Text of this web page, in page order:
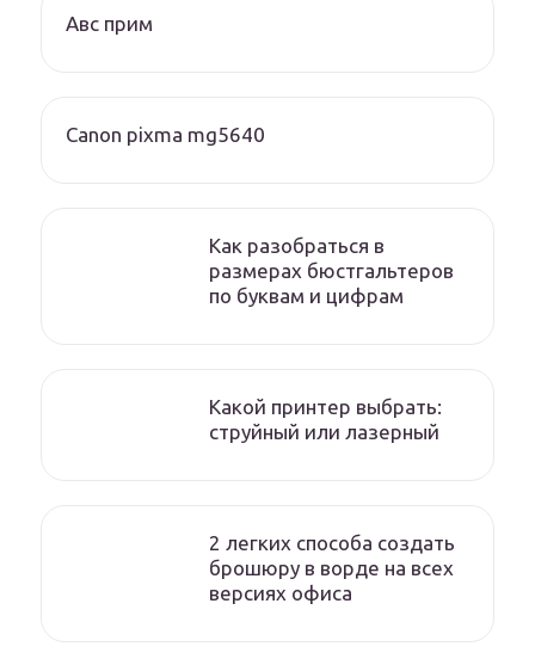
Авс прим
Canon pixma mg5640
Как разобраться в
размерах бюстгальтеров
по буквам и цифрам
Какой принтер выбрать:
струйный или лазерный
2 легких способа создать
брошюру в ворде на всех
версиях офиса